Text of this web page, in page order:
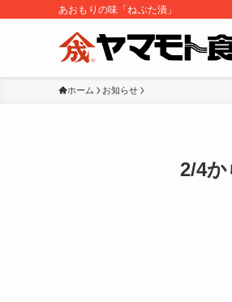
あおもりの味「ねぶた漬」
ホーム お知らせ
2/4か